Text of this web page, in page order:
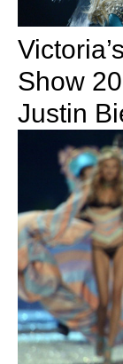
Show
Justin